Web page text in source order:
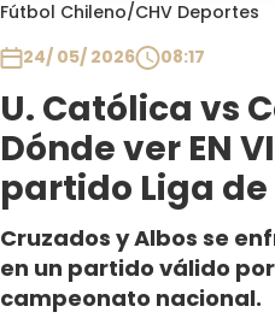
Fútbol Chileno/CHV Deportes
24/ 05/ 2026
08:17
U. Católica vs
Dónde ver EN
partido Liga
Cruzados y Albos se
en un partido válido
campeonato nacional.
Programas
Club De La Comedia
Contigo en Directo
Plan Perfecto
El Tiempo
Sabingo
Todos Los Programas